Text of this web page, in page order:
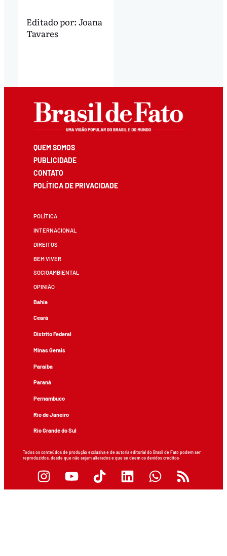
Editado por: Joana
Tavares
QUEM SOMOS
PUBLICIDADE
CONTATO
POLÍTICA DE PRIVACIDADE
POLÍTICA
INTERNACIONAL
DIREITOS
BEM VIVER
SOCIOAMBIENTAL
OPINIÃO
Bahia
Ceará
Distrito Federal
Minas Gerais
Paraíba
Paraná
Pernambuco
Rio de Janeiro
Rio Grande do Sul
Todos os conteúdos de produção exclusiva e de autoria editorial do Brasil de Fato podem ser
reproduzidos, desde que não sejam alterados e que se deem os devidos créditos.